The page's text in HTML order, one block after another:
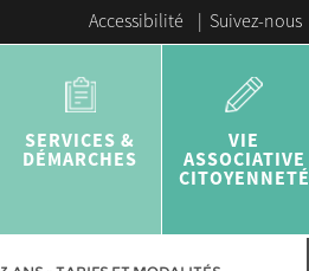
Accessibilité | Suivez-nous
SERVICES &
DÉMARCHES
VIE
ASSOCIATIVE
CITOYENNETÉ